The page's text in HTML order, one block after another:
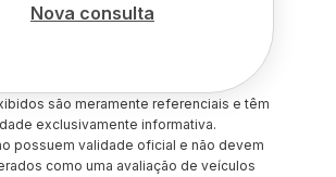
Nova consulta
são meramente referenciais e têm
exclusivamente informativa.
possuem validade oficial e não devem
como uma avaliação de veículos